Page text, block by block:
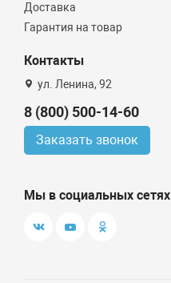
Доставка
Гарантия на товар
Контакты
ул. Ленина, 92
8 (800) 500-14-60
Заказать звонок
Мы в социальных сетях